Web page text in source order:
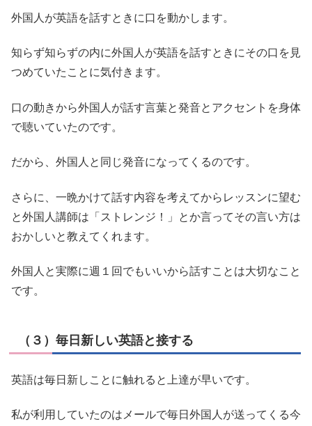
外国人が英語を話すときに口を動かします。
知らず知らずの内に外国人が英語を話すときにその口を見
つめていたことに気付きます。
口の動きから外国人が話す言葉と発音とアクセントを身体
で聴いていたのです。
だから、外国人と同じ発音になってくるのです。
さらに、一晩かけて話す内容を考えてからレッスンに望む
と外国人講師は「ストレンジ！」とか言ってその言い方は
おかしいと教えてくれます。
外国人と実際に週１回でもいいから話すことは大切なこと
です。
（３）毎日新しい英語と接する
英語は毎日新しことに触れると上達が早いです。
私が利用していたのはメールで毎日外国人が送ってくる今